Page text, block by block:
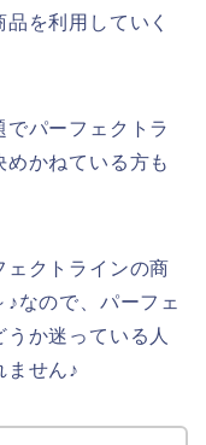
を利用していく
パーフェクトラ
かねている方も
ェクトラインの商
なので、パーフェ
か迷っている人
ません♪